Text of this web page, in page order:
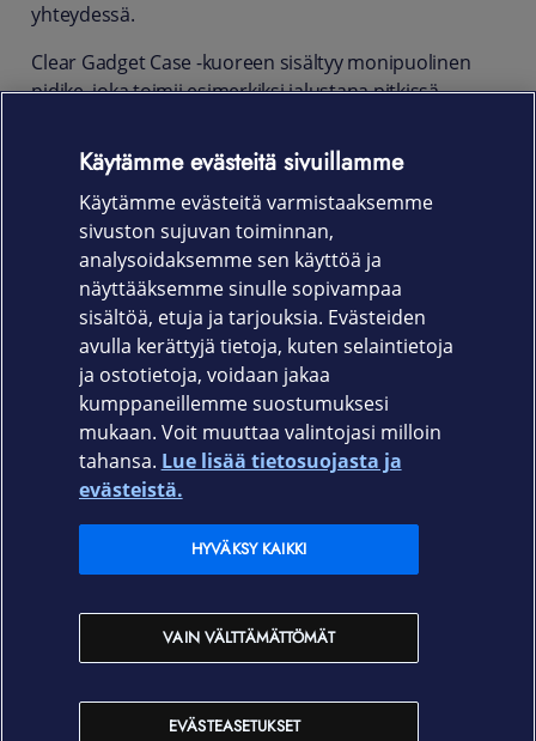
yhteydessä.
Clear Gadget Case -kuoreen sisältyy monipuolinen
pidike, joka toimii esimerkiksi jalustana pitkissä
pidikeosa on helppo irrottaa ja vaihtaa haluamaasi
mallin. Voit tehdä Galaxy S24+ -puhelimestasi
persoonallisen mukautettavilla vaihtoehdoilla.
Tuotekoodi
EF-XS926CTEGWW
Elisa.fi
Elisan myymälät
Käytämme evästeitä sivuillamme
Käytämme evästeitä varmistaaksemme
sivuston sujuvan toiminnan,
analysoidaksemme sen käyttöä ja
näyttääksemme sinulle sopivampaa
sisältöä, etuja ja tarjouksia. Evästeiden
avulla kerättyjä tietoja, kuten selaintietoja
ja ostotietoja, voidaan jakaa
kumppaneillemme suostumuksesi
mukaan. Voit muuttaa valintojasi milloin
tahansa. Lue lisää tietosuojasta ja
evästeistä.
EVÄSTEASETUKSET
VAIN VÄLTTÄMÄTTÖMÄT
HYVÄKSY KAIKKI